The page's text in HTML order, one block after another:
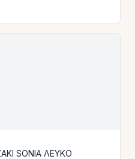
SONIA ΛΕΥΚΟ